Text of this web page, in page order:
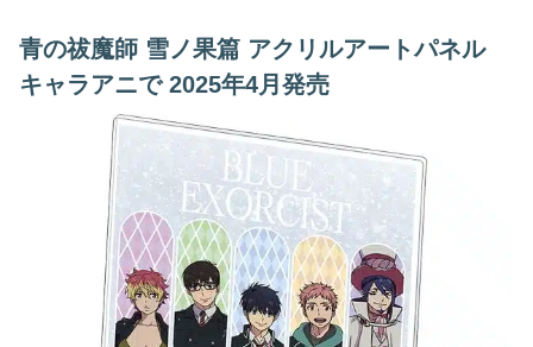
青の祓魔師 雪ノ果篇 アクリルアートパネル
キャラアニで 2025年4月発売